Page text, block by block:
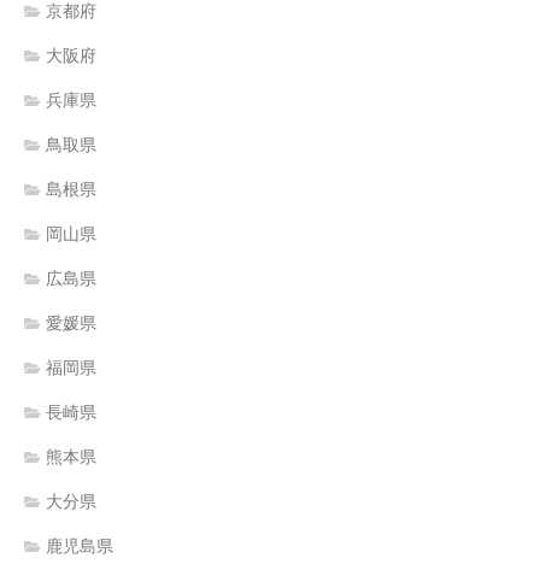
京都府
大阪府
兵庫県
鳥取県
島根県
岡山県
広島県
愛媛県
福岡県
長崎県
熊本県
大分県
鹿児島県